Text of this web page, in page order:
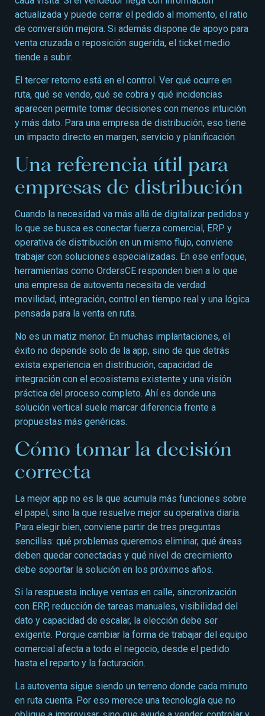
actualizada y puede cerrar el pedido al momento, el ratio
de conversión mejora. Si además dispone de apoyo para
venta cruzada o reposición sugerida, el ticket medio
tiende a subir.
El tercer retorno está en el control. Ver qué ocurre en
ruta, qué se vende, qué se cobra y qué incidencias
aparecen permite tomar decisiones con menos intuición
y más dato. Para una empresa de distribución, eso tiene
un impacto directo en margen, servicio y planificación.
Una referencia útil para
empresas de distribución
Cuando la necesidad va más allá de digitalizar pedidos y
lo que se busca es conectar fuerza comercial, ERP y
operativa de distribución en un mismo flujo, conviene
trabajar con soluciones especializadas. En ese enfoque,
herramientas como OrdersCE responden bien a lo que
una empresa de autoventa necesita de verdad:
movilidad, integración, control en tiempo real y una lógica
pensada para la venta en ruta.
No es un matiz menor. En muchas implantaciones, el
éxito no depende solo de la app, sino de que detrás
exista experiencia en distribución, capacidad de
integración con el ecosistema existente y una visión
práctica del proceso completo. Ahí es donde una
solución vertical suele marcar diferencia frente a
propuestas más genéricas.
Cómo tomar la decisión
correcta
La mejor app no es la que acumula más funciones sobre
el papel, sino la que resuelve mejor su operativa diaria.
Para elegir bien, conviene partir de tres preguntas
sencillas: qué problemas queremos eliminar, qué áreas
deben quedar conectadas y qué nivel de crecimiento
debe soportar la solución en los próximos años.
Si la respuesta incluye ventas en calle, sincronización
con ERP, reducción de tareas manuales, visibilidad del
dato y capacidad de escalar, la elección debe ser
exigente. Porque cambiar la forma de trabajar del equipo
comercial afecta a todo el negocio, desde el pedido
hasta el reparto y la facturación.
La autoventa sigue siendo un terreno donde cada minuto
en ruta cuenta. Por eso merece una tecnología que no